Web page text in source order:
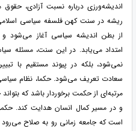
اندیشه‌ورزی درباره نسبت آزادی،
ریشه در سنت کهن فلسفه سیاسی
از بطن اندیشه سیاسی آغاز می‌شود و
امتداد می‌یابد. در این سنت، مسئله
نمی‌شود، بلکه در پیوند مستقیم با
سعادت تعریف می‌شود. حکما، نظام سیاسی
مرتبه‌ای از حکمت برخوردار باشد که بتواند
و در مسیر کمال انسان هدایت کند.
است که جامعه زمانی رو به صلاح